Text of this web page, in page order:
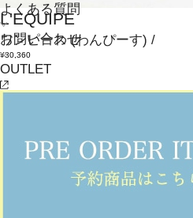
よくある質問
お問い合わせ
OUTLET
L'EQUIPE
ワンピース(わんぴーす) /
¥30,360